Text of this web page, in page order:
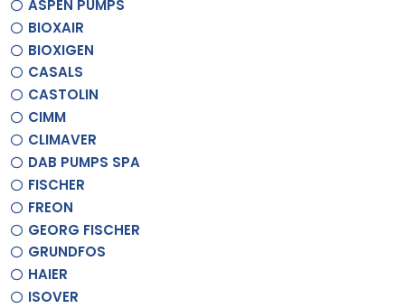
ASPEN PUMPS
BIOXAIR
BIOXIGEN
CASALS
CASTOLIN
CIMM
CLIMAVER
DAB PUMPS SPA
FISCHER
FREON
GEORG FISCHER
GRUNDFOS
HAIER
ISOVER